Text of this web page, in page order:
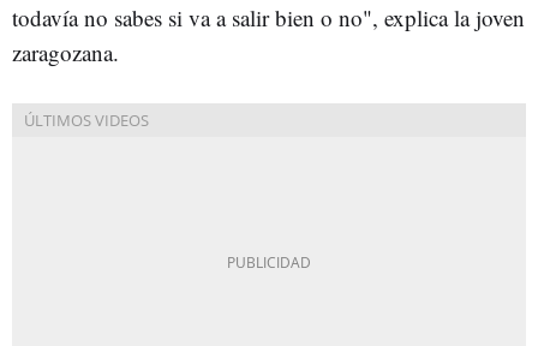
todavía no sabes si va a salir bien o no", explica la joven
zaragozana.